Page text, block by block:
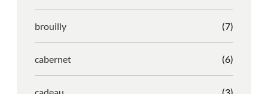
brouilly (7)
cabernet (6)